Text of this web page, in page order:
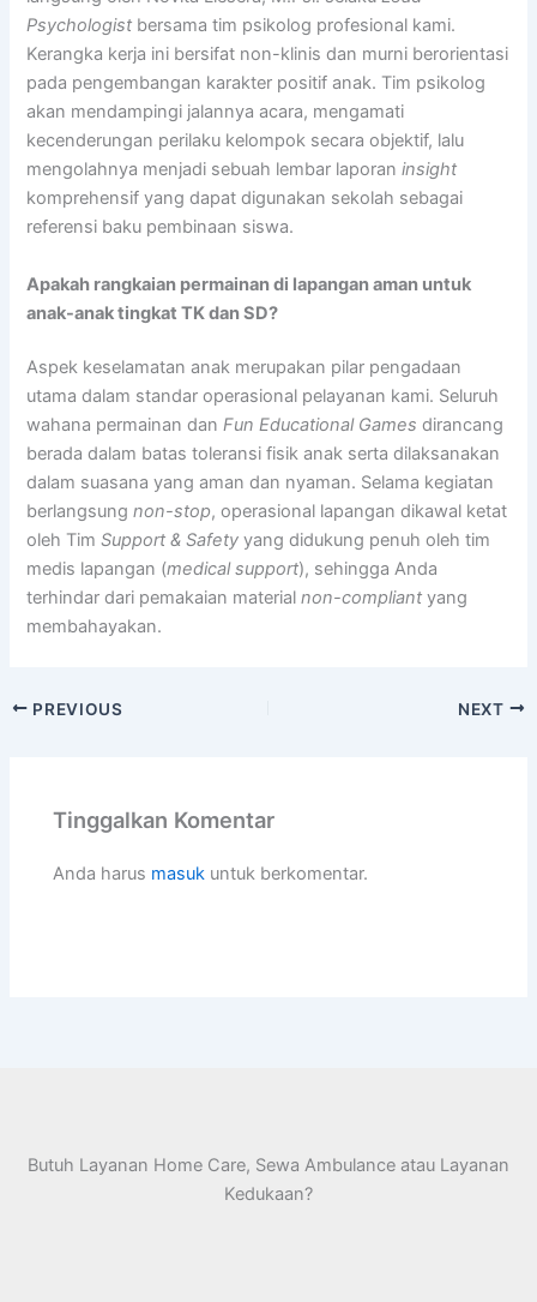
Psychologist bersama tim psikolog profesional kami.
Kerangka kerja ini bersifat non-klinis dan murni berorientasi
pada pengembangan karakter positif anak. Tim psikolog
akan mendampingi jalannya acara, mengamati
kecenderungan perilaku kelompok secara objektif, lalu
mengolahnya menjadi sebuah lembar laporaninsight
komprehensif yang dapat digunakan sekolah sebagai
referensi baku pembinaan siswa.
Apakah rangkaian permainan di lapangan aman untuk
anak-anak tingkat TK dan SD?
Aspek keselamatan anak merupakan pilar pengadaan
utama dalam standar operasional pelayanan kami. Seluruh
wahana permainan danFun Educational Games dirancang
berada dalam batas toleransi fisik anak serta dilaksanakan
dalam suasana yang aman dan nyaman. Selama kegiatan
berlangsungnon-stop, operasional lapangan dikawal ketat
oleh TimSupport & Safety yang didukung penuh oleh tim
medis lapangan (medical support), sehingga Anda
terhindar dari pemakaian materialnon-compliant yang
membahayakan.
PREVIOUS NEXT
Tinggalkan Komentar
Anda harus masuk untuk berkomentar.
Butuh Layanan Home Care, Sewa Ambulance atau Layanan
Kedukaan?